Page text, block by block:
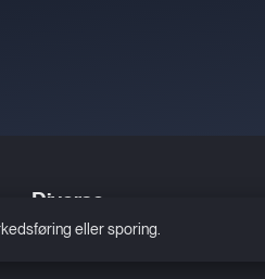
Diverse
eller sporing.